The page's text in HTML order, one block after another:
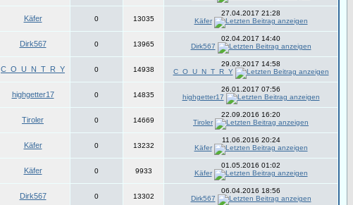
Käfer 0 13035
27.04.2017 21:28
Käfer
Dirk567 0 13965
02.04.2017 14:40
Dirk567
C_O_U_N_T_R_Y 0 14938
29.03.2017 14:58
C_O_U_N_T_R_Y
highgetter17 0 14835
26.01.2017 07:56
highgetter17
Tiroler 0 14669
22.09.2016 16:20
Tiroler
Käfer 0 13232
11.06.2016 20:24
Käfer
Käfer 0 9933
01.05.2016 01:02
Käfer
Dirk567 0 13302
06.04.2016 18:56
Dirk567